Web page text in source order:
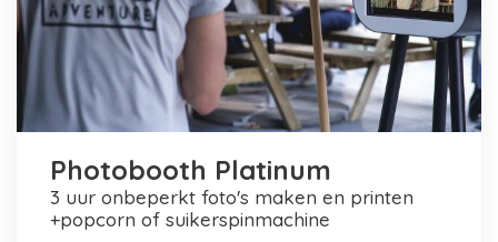
Photobooth Platinum
3 uur onbeperkt foto's maken en printen
+popcorn of suikerspinmachine